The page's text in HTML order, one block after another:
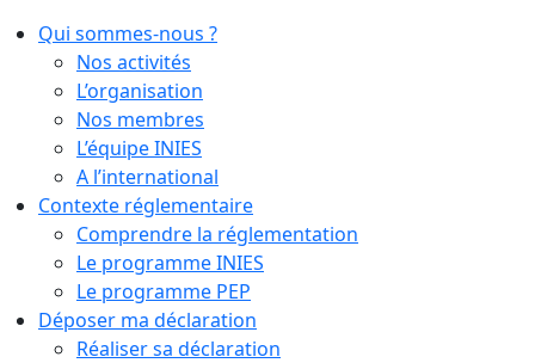
Qui sommes-nous ?
Nos activités
L’organisation
Nos membres
L’équipe INIES
A l’international
Contexte réglementaire
Comprendre la réglementation
Le programme INIES
Le programme PEP
Déposer ma déclaration
Réaliser sa déclaration